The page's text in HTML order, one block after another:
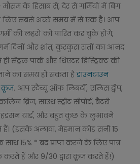
मौसम के हिसाब से, देर से गर्मियों में बिग
लिए सबसे अच्छे समय में से एक है। आप
की लहरों को पारित कर चुके होंगे,
दिनों और शांत, कुरकुरा रातों का आनंद
सेंट्रल पार्क और थिएटर डिस्ट्रिक्ट की
का समय हो सकता हैडाउनटाउन
. आप स्टैच्यू ऑफ लिबर्टी, एलिस द्वीप,
ब्रिज, साउथ स्ट्रीट सीपोर्ट, बैटरी
हडसन यार्ड, और बहुत कुछ के लुभावने
(इसके अलावा, मेहमान कोड सनी 15
15% * बंद प्राप्त करने के लिए पात्र
करते हैं और 9/30 द्वारा क्रूज करते हैं!)